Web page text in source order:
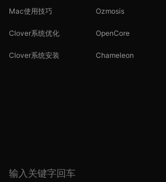
Mac使用技巧
Clover系统优化
Clover系统安装
Ozmosis
OpenCore
Chameleon
输入关键字回车